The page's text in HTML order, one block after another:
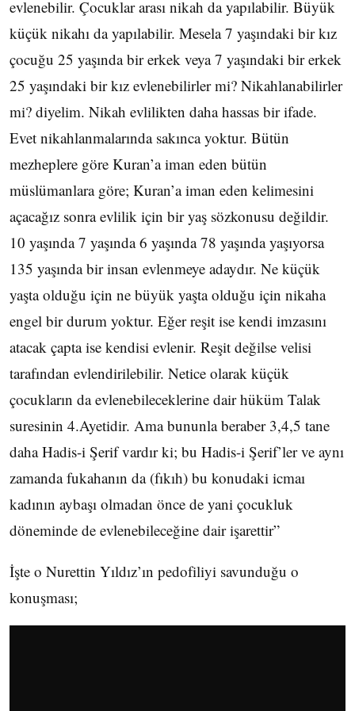
evlenebilir. Çocuklar arası nikah da yapılabilir. Büyük
küçük nikahı da yapılabilir. Mesela 7 yaşındaki bir kız
çocuğu 25 yaşında bir erkek veya 7 yaşındaki bir erkek
25 yaşındaki bir kız evlenebilirler mi? Nikahlanabilirler
mi? diyelim. Nikah evlilikten daha hassas bir ifade.
Evet nikahlanmalarında sakınca yoktur. Bütün
mezheplere göre Kuran’a iman eden bütün
müslümanlara göre; Kuran’a iman eden kelimesini
açacağız sonra evlilik için bir yaş sözkonusu değildir.
10 yaşında 7 yaşında 6 yaşında 78 yaşında yaşıyorsa
135 yaşında bir insan evlenmeye adaydır. Ne küçük
yaşta olduğu için ne büyük yaşta olduğu için nikaha
engel bir durum yoktur. Eğer reşit ise kendi imzasını
atacak çapta ise kendisi evlenir. Reşit değilse velisi
tarafından evlendirilebilir. Netice olarak küçük
çocukların da evlenebileceklerine dair hüküm Talak
suresinin 4.Ayetidir. Ama bununla beraber 3,4,5 tane
daha Hadis-i Şerif vardır ki; bu Hadis-i Şerif’ler ve aynı
zamanda fukahanın da (fıkıh) bu konudaki icmaı
kadının aybaşı olmadan önce de yani çocukluk
döneminde de evlenebileceğine dair işarettir”
İşte o Nurettin Yıldız’ın pedofiliyi savunduğu o
konuşması;